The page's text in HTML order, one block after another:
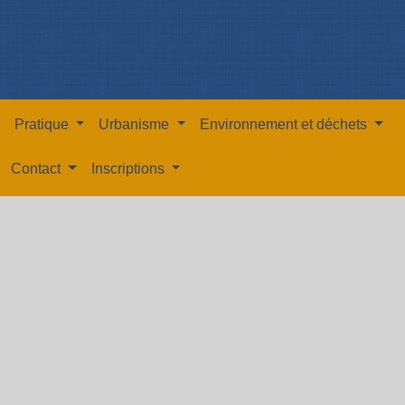
Pratique Urbanisme Environnement et déchets
Contact Inscriptions